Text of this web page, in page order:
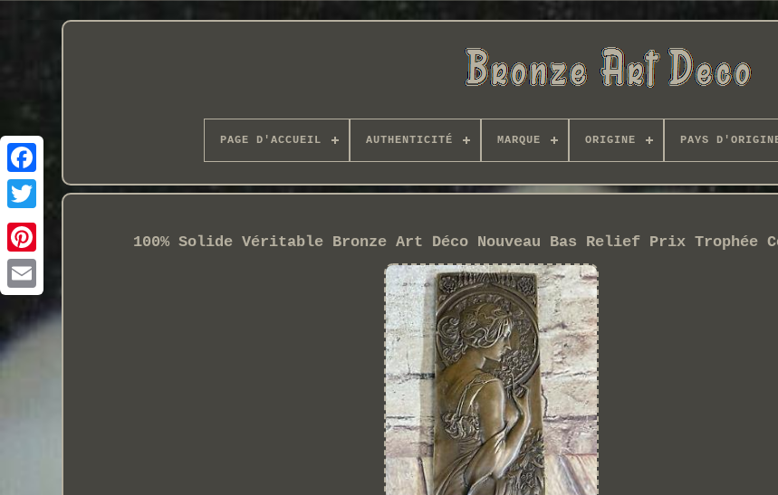
PAGE D'ACCUEIL AUTHENTICITÉ MARQUE ORIGINE PAYS
100% Solide Véritable Bronze Art Déco Nouveau Bas Relief Prix Trophée